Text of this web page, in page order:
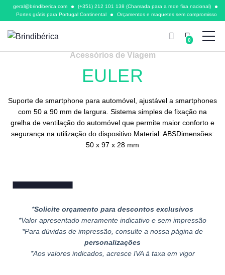
geral@brindiberica.com
(+351) 212 101 138 (Chamada para a rede fixa nacional)
Portes grátis para Portugal Continental
Orçamentos e maquetes sem compromisso
0
Acessórios de Viagem
EULER
Suporte de smartphone para automóvel, ajustável a smartphones
com 50 a 90 mm de largura. Sistema simples de fixação na
grelha de ventilação do automóvel que permite maior conforto e
segurança na utilização do dispositivo.Material: ABSDimensões:
50 x 97 x 28 mm
*Solicite orçamento para descontos exclusivos
*Valor apresentado meramente indicativo e sem impressão
*Para dúvidas de impressão, consulte a nossa página de
personalizações
*Aos valores indicados, acresce IVA à taxa em vigor